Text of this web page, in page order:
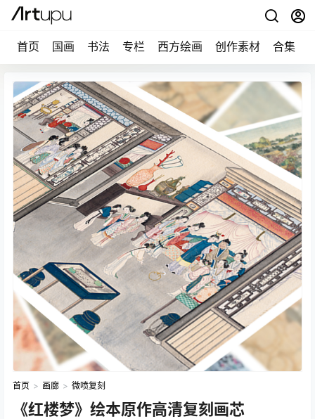
首页 国画 书法 专栏 西方绘画 创作素材 合集
首页 > 画廊 > 微喷复刻
《红楼梦》绘本原作高清复刻画芯